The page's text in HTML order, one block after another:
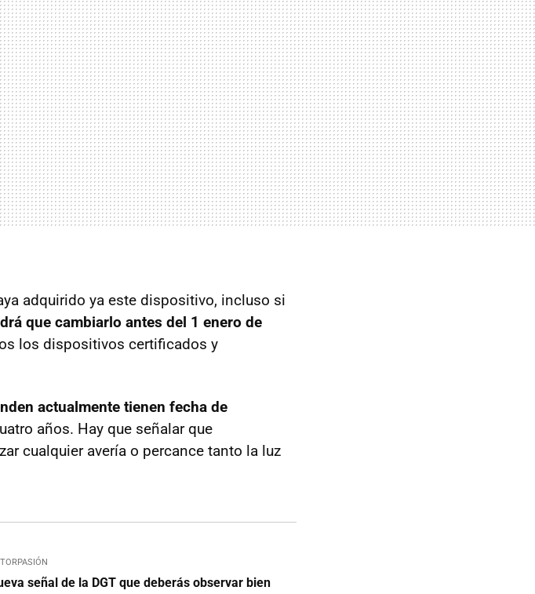
adquirido ya este dispositivo, incluso si
que cambiarlo antes del 1 enero de
los dispositivos certificados y
actualmente tienen fecha de
años. Hay que señalar que
cualquier avería o percance tanto la luz
señal de la DGT que deberás observar bien